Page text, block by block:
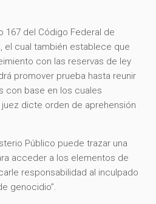
167 del Código Federal de
el cual también establece que
con las reservas de ley
promover prueba hasta reunir
con base en los cuales
dicte orden de aprehensión
Público puede trazar una
acceder a los elementos de
responsabilidad al inculpado
genocidio”.